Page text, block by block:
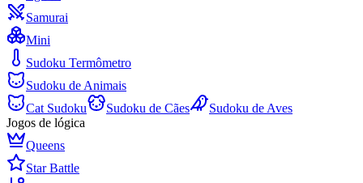
Samurai
Mini
Sudoku Termômetro
Sudoku de Animais
Cat Sudoku
Sudoku de Cães
Sudoku de Aves
Jogos de lógica
Queens
Star Battle